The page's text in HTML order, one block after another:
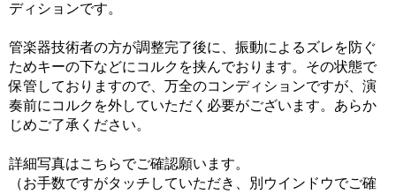
ディションです。
管楽器技術者の方が調整完了後に、振動によるズレを防ぐ
ためキーの下などにコルクを挟んでおります。その状態で
保管しておりますので、万全のコンディションですが、演
奏前にコルクを外していただく必要がございます。あらか
じめご了承ください。
詳細写真はこちらでご確認願います。
（お手数ですがタッチしていただき、別ウインドウでご確